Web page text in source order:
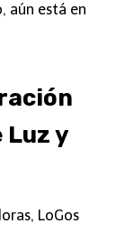
aún está en
Luz y
LoGos